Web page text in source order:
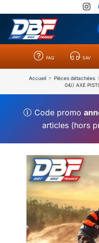
FAQ SAV
Accueil Pièces détachées
04// AXE
Code promo
articles (hors
Catégories